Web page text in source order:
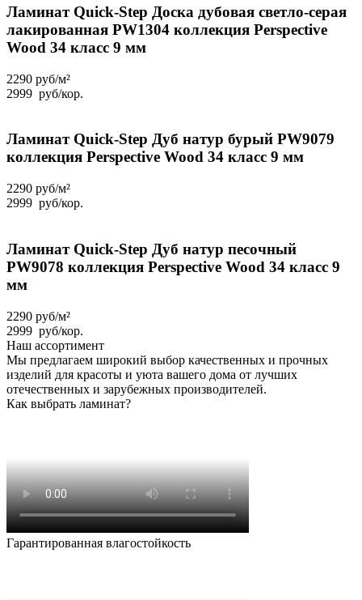
Ламинат Quick-Step Доска дубовая светло-серая
лакированная PW1304 коллекция Perspective
Wood 34 класс 9 мм
2290 руб/м²
2999 руб/кор.
Ламинат Quick-Step Дуб натур бурый PW9079
коллекция Perspective Wood 34 класс 9 мм
2290 руб/м²
2999 руб/кор.
Ламинат Quick-Step Дуб натур песочный
PW9078 коллекция Perspective Wood 34 класс 9
мм
2290 руб/м²
2999 руб/кор.
Наш ассортимент
Мы предлагаем широкий выбор качественных и прочных
изделий для красоты и уюта вашего дома от лучших
отечественных и зарубежных производителей.
Как выбрать ламинат?
Гарантированная влагостойкость